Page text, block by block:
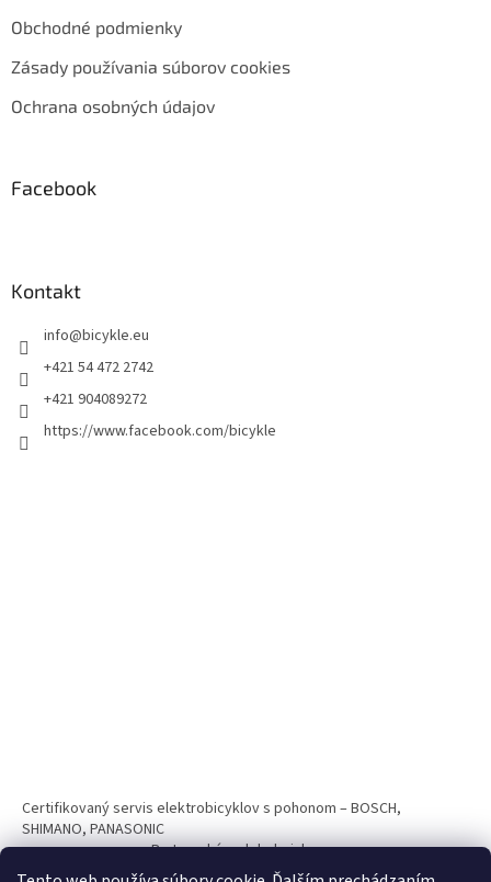
Obchodné podmienky
Zásady používania súborov cookies
Ochrana osobných údajov
Facebook
Kontakt
info@bicykle.eu
+421 54 472 2742
+421 904089272
https://www.facebook.com/bicykle
Certifikovaný servis elektrobicyklov s pohonom – BOSCH,
SHIMANO, PANASONIC
Partnerský web hokejshop.eu